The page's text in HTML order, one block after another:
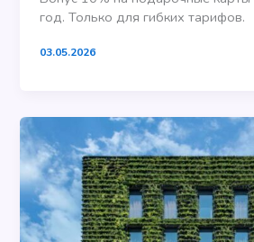
год. Только для гибких тарифов.
03.05.2026